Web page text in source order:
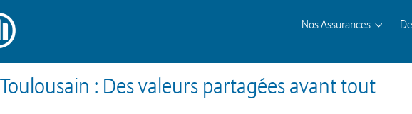
Nos Assurances
: Des valeurs partagées avant tout